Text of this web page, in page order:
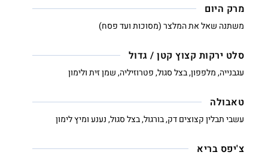
מרק היום
משתנה שאל את המלצר (מסוכות ועד פסח)
סלט ירקות קצוץ קטן / גדול
עגבנייה, מלפפון, בצל סגול, פטרוזיליה, שמן זית ולימון
טאבולה
עשבי תבלין קצוצים דק, בורגול, בצל סגול, נענע ומיץ לימון
צ'יפס בריא